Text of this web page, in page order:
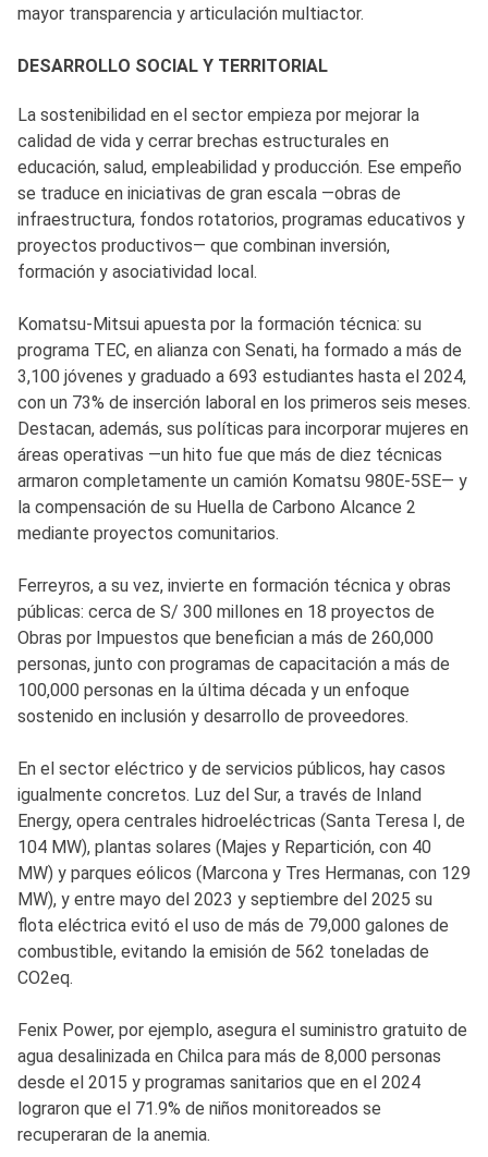
mayor transparencia y articulación multiactor.
DESARROLLO SOCIAL Y TERRITORIAL
La sostenibilidad en el sector empieza por mejorar la
calidad de vida y cerrar brechas estructurales en
educación, salud, empleabilidad y producción. Ese empeño
se traduce en iniciativas de gran escala —obras de
infraestructura, fondos rotatorios, programas educativos y
proyectos productivos— que combinan inversión,
formación y asociatividad local.
Komatsu-Mitsui apuesta por la formación técnica: su
programa TEC, en alianza con Senati, ha formado a más de
3,100 jóvenes y graduado a 693 estudiantes hasta el 2024,
con un 73% de inserción laboral en los primeros seis meses.
Destacan, además, sus políticas para incorporar mujeres en
áreas operativas —un hito fue que más de diez técnicas
armaron completamente un camión Komatsu 980E-5SE— y
la compensación de su Huella de Carbono Alcance 2
mediante proyectos comunitarios.
Ferreyros, a su vez, invierte en formación técnica y obras
públicas: cerca de S/ 300 millones en 18 proyectos de
Obras por Impuestos que benefician a más de 260,000
personas, junto con programas de capacitación a más de
100,000 personas en la última década y un enfoque
sostenido en inclusión y desarrollo de proveedores.
En el sector eléctrico y de servicios públicos, hay casos
igualmente concretos. Luz del Sur, a través de Inland
Energy, opera centrales hidroeléctricas (Santa Teresa I, de
104 MW), plantas solares (Majes y Repartición, con 40
MW) y parques eólicos (Marcona y Tres Hermanas, con 129
MW), y entre mayo del 2023 y septiembre del 2025 su
flota eléctrica evitó el uso de más de 79,000 galones de
combustible, evitando la emisión de 562 toneladas de
CO2eq.
Fenix Power, por ejemplo, asegura el suministro gratuito de
agua desalinizada en Chilca para más de 8,000 personas
desde el 2015 y programas sanitarios que en el 2024
lograron que el 71.9% de niños monitoreados se
recuperaran de la anemia.